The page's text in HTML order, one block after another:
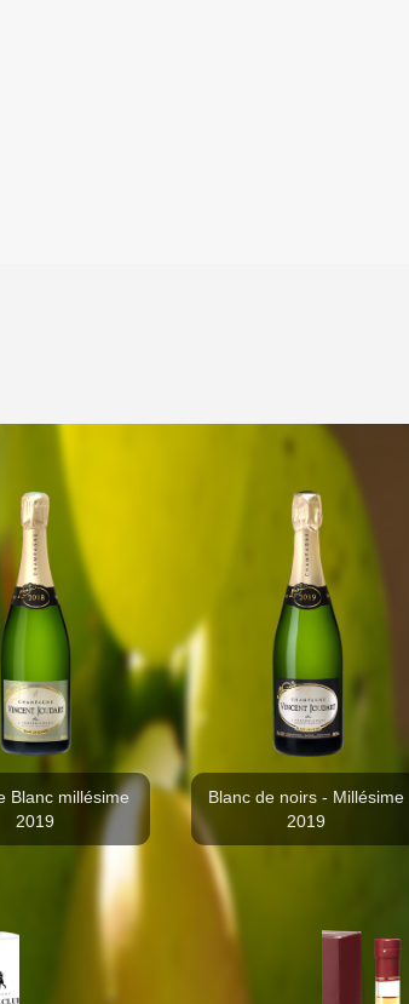
Blanc millésime
2019
Blanc de noirs - Millésime
2019